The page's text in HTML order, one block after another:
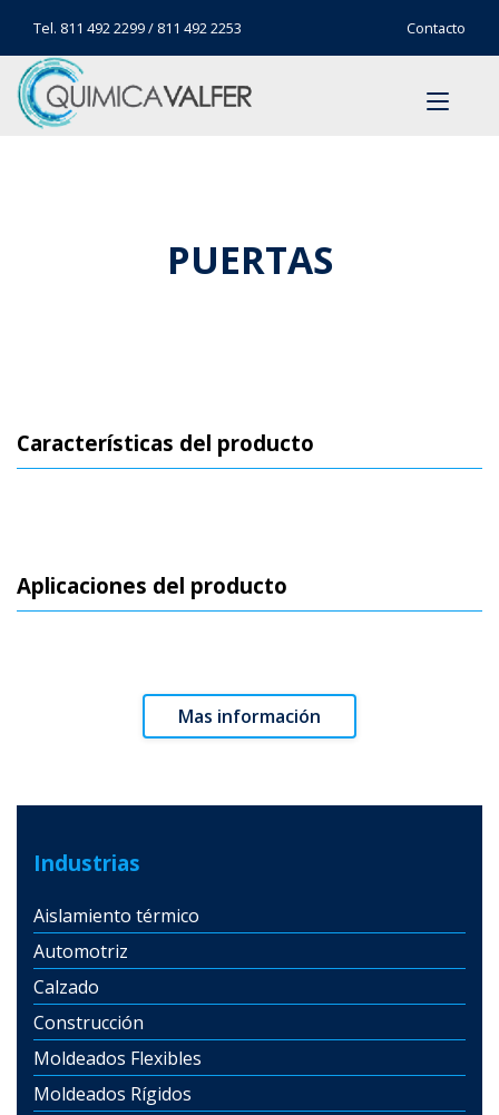
Tel. 811 492 2299/ 811 492 2253 Contacto
PUERTAS
Características del producto
Aplicaciones del producto
Mas información
Industrias
Aislamiento térmico
Automotriz
Calzado
Construcción
Moldeados Flexibles
Moldeados Rígidos